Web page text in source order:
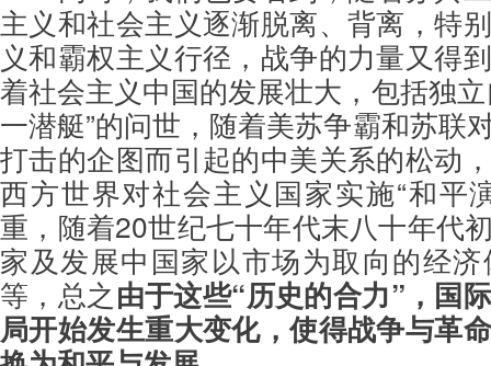
主义和社会主义逐渐脱离、背离，特
义和霸权主义行径，战争的力量又得
着社会主义中国的发展壮大，包括独
一潜艇”的问世，随着美苏争霸和苏联
打击的企图而引起的中美关系的松动
西方世界对社会主义国家实施“和平
重，随着20世纪七十年代末八十年代
家及发展中国家以市场为取向的经
等，总之由于这些“历史的合力”，国
局开始发生重大变化，使得战争与革